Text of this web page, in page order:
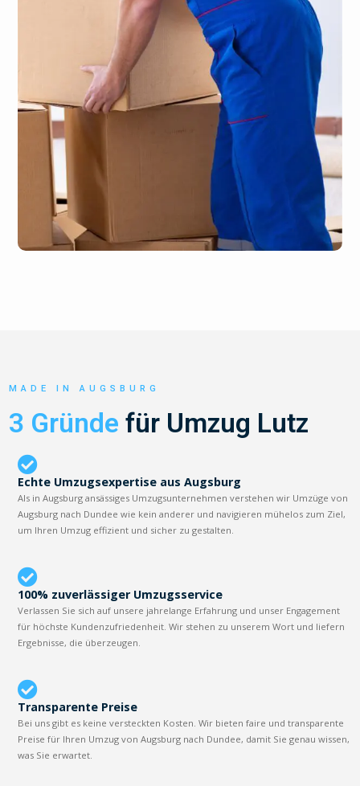
MADE IN AUGSBURG
3 Gründe für Umzug Lutz
Echte Umzugsexpertise aus Augsburg
Als in Augsburg ansässiges Umzugsunternehmen verstehen wir Umzüge von
Augsburg nach Dundee wie kein anderer und navigieren mühelos zum Ziel,
um Ihren Umzug effizient und sicher zu gestalten.
100% zuverlässiger Umzugsservice
Verlassen Sie sich auf unsere jahrelange Erfahrung und unser Engagement
für höchste Kundenzufriedenheit. Wir stehen zu unserem Wort und liefern
Ergebnisse, die überzeugen.
Transparente Preise
Bei uns gibt es keine versteckten Kosten. Wir bieten faire und transparente
Preise für Ihren Umzug von Augsburg nach Dundee, damit Sie genau wissen,
was Sie erwartet.